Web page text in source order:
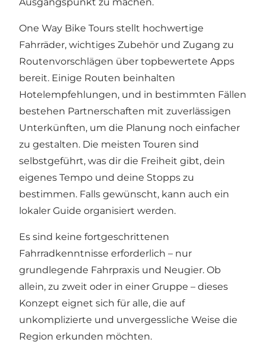
Ausgangspunkt zu machen.
One Way Bike Tours stellt hochwertige
Fahrräder, wichtiges Zubehör und Zugang zu
Routenvorschlägen über topbewertete Apps
bereit. Einige Routen beinhalten
Hotelempfehlungen, und in bestimmten Fällen
bestehen Partnerschaften mit zuverlässigen
Unterkünften, um die Planung noch einfacher
zu gestalten. Die meisten Touren sind
selbstgeführt, was dir die Freiheit gibt, dein
eigenes Tempo und deine Stopps zu
bestimmen. Falls gewünscht, kann auch ein
lokaler Guide organisiert werden.
Es sind keine fortgeschrittenen
Fahrradkenntnisse erforderlich – nur
grundlegende Fahrpraxis und Neugier. Ob
allein, zu zweit oder in einer Gruppe – dieses
Konzept eignet sich für alle, die auf
unkomplizierte und unvergessliche Weise die
Region erkunden möchten.